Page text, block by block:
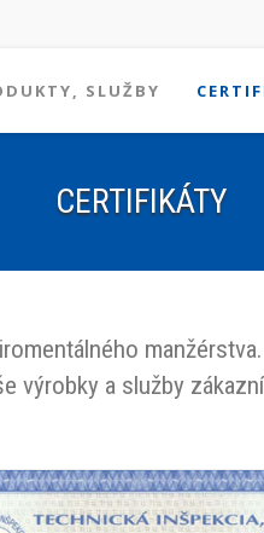
SLUŽBY
CERTIFIKÁTY
výrobky a služby